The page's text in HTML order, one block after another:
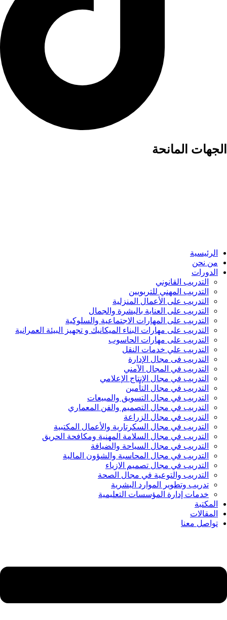
الجهات المانحة
الرئيسية
من نحن
الدورات
التدريب القانوني
التدريب المهني للتربويين
التدريب على الأعمال المنزلية
التدريب على العناية بالبشرة والجمال
التدريب على المهارات الاجتماعية والسلوكية
التدريب على مهارات البناء الميكانيك و تجهيز البيئة العمرانية
التدريب على مهارات الحاسوب
التدريب علي خدمات النقل
التدريب فى مجال الإدارة
التدريب في المجال الآمني
التدريب في مجال الإنتاج الإعلامي
التدريب في مجال التأمين
التدريب في مجال التسويق والمبيعات
التدريب في مجال التصميم والفن المعماري
التدريب في مجال الزراعة
التدريب في مجال السكرتارية والأعمال المكتبية
التدريب في مجال السلامة المهنية ومكافحة الحريق
التدريب في مجال السياحة والضيافة
التدريب في مجال المحاسبة والشؤون المالية
التدريب في مجال تصميم الازياء
التدريب والتوعية في مجال الصحة
تدريب وتطوير الموارد البشرية
خدمات إدارة المؤسسات التعليمية
المكتبة
المقالات
تواصل معنا